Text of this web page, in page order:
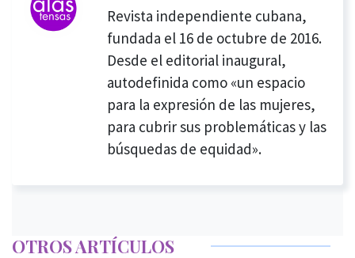
Revista independiente cubana,
fundada el 16 de octubre de 2016.
Desde el editorial inaugural,
autodefinida como «un espacio
para la expresión de las mujeres,
para cubrir sus problemáticas y las
búsquedas de equidad».
OTROS ARTÍCULOS